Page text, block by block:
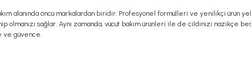
alanında öncü markalardan biridir. Profesyonel formülleri ve yenilikçi ürün
olmanızı sağlar. Aynı zamanda, vücut bakım ürünleri ile de cildinizi
ve güvence.